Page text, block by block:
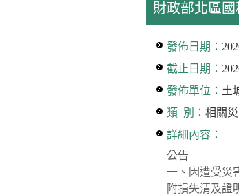
財政部北區
發佈日期：
截止日期：
發佈單位： 土
類 別： 相關
詳細內容：
公告
一、因遭受災
附損失清及證